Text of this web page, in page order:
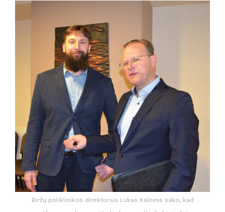
Biržų poliklinikos direktorius Lukas Kalninis sako, kad